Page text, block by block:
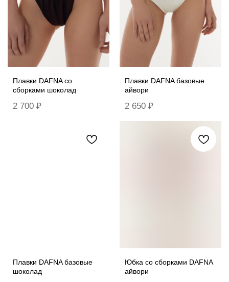
Плавки DAFNA со
сборками шоколад
2 700 ₽
Плавки DAFNA базовые
айвори
2 650 ₽
Плавки DAFNA базовые
шоколад
Юбка со сборками DAFNA
айвори